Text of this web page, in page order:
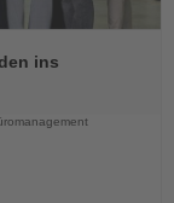
ins